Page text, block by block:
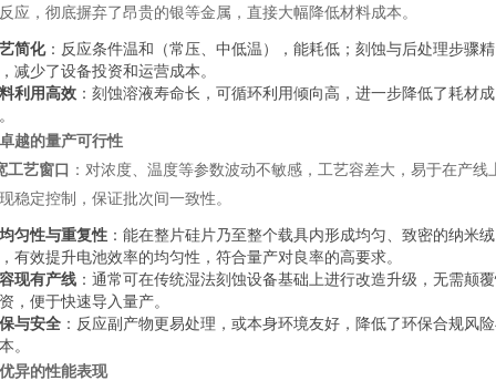
应，彻底摒弃了昂贵的银等金属，直接大幅降低材料成本。
简化：反应条件温和（常压、中低温），能耗低；刻蚀与后处理步骤精
减少了设备投资和运营成本。
利用高效 ：刻蚀溶液寿命长，可循环利用倾向高，进一步降低了耗材成
越的量产可行性
工艺窗口 ：对浓度、温度等参数波动不敏感，工艺容差大，易于在产线
稳定控制，保证批次间一致性。
匀性与重复性 ：能在整片硅片乃至整个载具内形成均匀、致密的纳米绒
有效提升电池效率的均匀性，符合量产对良率的高要求。
现有产线 ：通常可在传统湿法刻蚀设备基础上进行改造升级，无需颠
，便于快速导入量产。
与安全 ：反应副产物更易处理，或本身环境友好，降低了环保合规风
。
异的性能表现